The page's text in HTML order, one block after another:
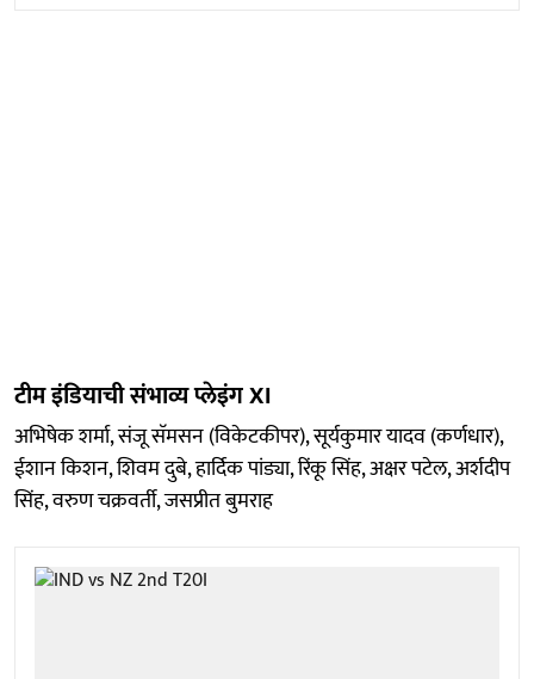
टीम इंडियाची संभाव्य प्लेइंग XI
अभिषेक शर्मा, संजू सॅमसन (विकेटकीपर), सूर्यकुमार यादव (कर्णधार),
ईशान किशन, शिवम दुबे, हार्दिक पांड्या, रिंकू सिंह, अक्षर पटेल, अर्शदीप
सिंह, वरुण चक्रवर्ती, जसप्रीत बुमराह